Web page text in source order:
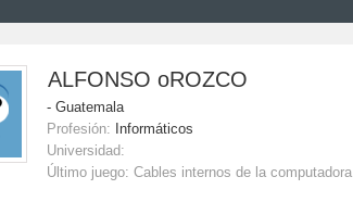
ALFONSO oROZCO
- Guatemala
Profesión: Informáticos
Universidad:
Último juego: Cables internos de la computadora